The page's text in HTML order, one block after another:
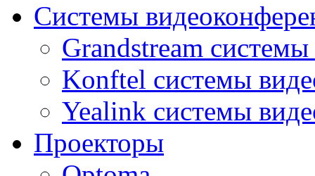
Системы
Grandstream
Konftel системы
Yealink системы
Проекторы